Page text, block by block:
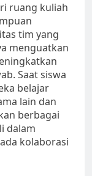
ruang kuliah
tim yang
menguatkan
Saat siswa
belajar
lain dan
berbagai
dalam
kolaborasi